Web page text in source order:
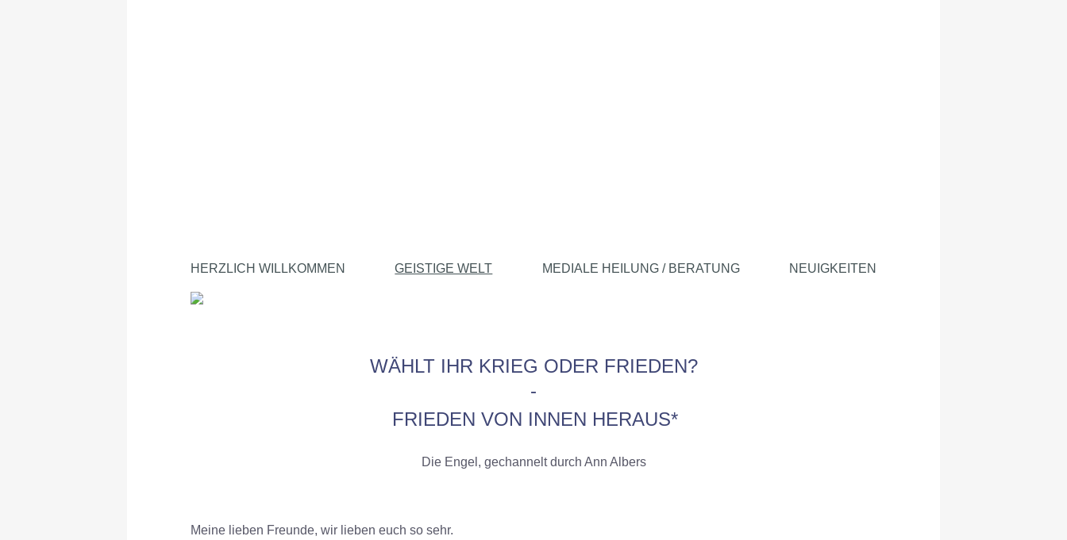
HERZLICH WILLKOMMEN GEISTIGE WELT MEDIALE HEILUNG / BERATUNG NEUIGKEITEN
WÄHLT IHR KRIEG ODER FRIEDEN?
-
FRIEDEN VON INNEN HERAUS*
Die Engel, gechannelt durch Ann Albers
Meine lieben Freunde, wir lieben euch so sehr.